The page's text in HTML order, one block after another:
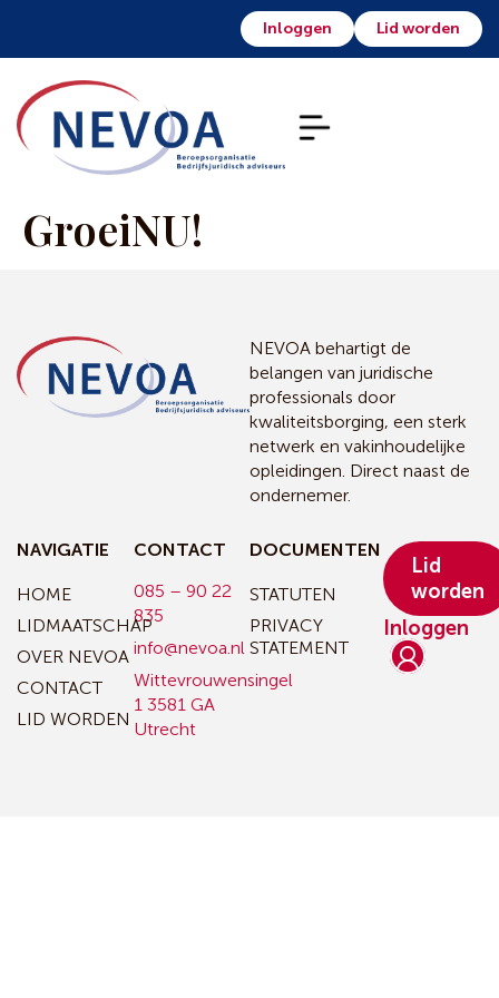
Inloggen Lid worden
GroeiNU!
NEVOA behartigt de
belangen van juridische
professionals door
kwaliteitsborging, een sterk
netwerk en vakinhoudelijke
opleidingen. Direct naast de
ondernemer.
NAVIGATIE
HOME
LIDMAATSCHAP
OVER NEVOA
CONTACT
LID WORDEN
CONTACT
085 – 90 22
835
info@nevoa.nl
Wittevrouwensingel
1 3581 GA
Utrecht
DOCUMENTEN
STATUTEN
PRIVACY
STATEMENT
Inloggen
Lid
worden